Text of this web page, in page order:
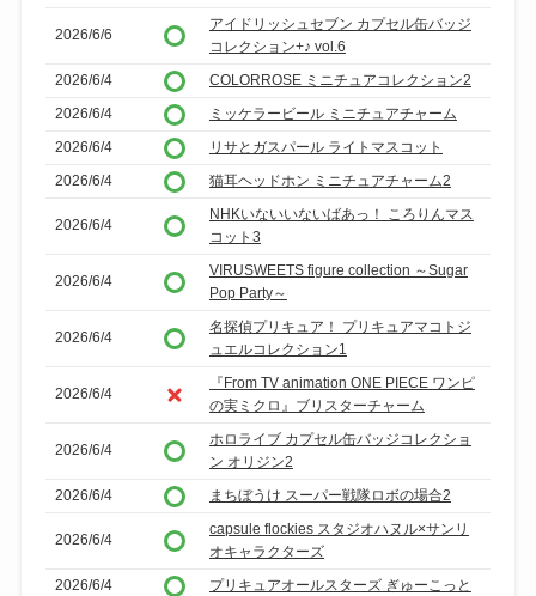
2026/6/6
アイドリッシュセブン カプセル缶バッジ
コレクション+♪ vol.6
2026/6/4
COLORROSE ミニチュアコレクション2
2026/6/4
ミッケラービール ミニチュアチャーム
2026/6/4
リサとガスパール ライトマスコット
2026/6/4
猫耳ヘッドホン ミニチュアチャーム2
2026/6/4
NHKいないいないばあっ！ ころりんマス
コット3
2026/6/4
VIRUSWEETS figure collection ～Sugar
Pop Party～
2026/6/4
名探偵プリキュア！ プリキュアマコトジ
ュエルコレクション1
2026/6/4
『From TV animation ONE PIECE ワンピ
の実ミクロ』ブリスターチャーム
2026/6/4
ホロライブ カプセル缶バッジコレクショ
ン オリジン2
2026/6/4
まちぼうけ スーパー戦隊ロボの場合2
2026/6/4
capsule flockies スタジオハヌル×サンリ
オキャラクターズ
2026/6/4
プリキュアオールスターズ ぎゅーこっと